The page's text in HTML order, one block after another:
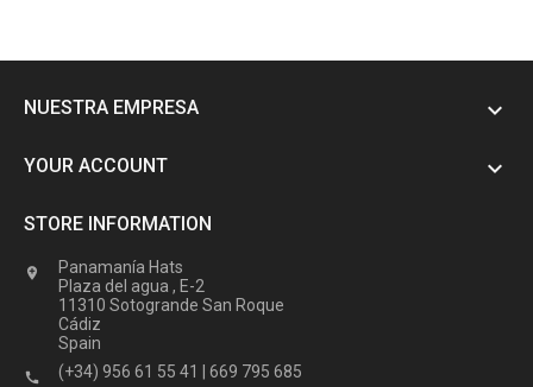
NUESTRA EMPRESA 
YOUR ACCOUNT 
STORE INFORMATION

Panamanía Hats
Plaza del agua , E-2
11310 Sotogrande San Roque
Cádiz
Spain
 (+34) 956 61 55 41 | 669 795 685